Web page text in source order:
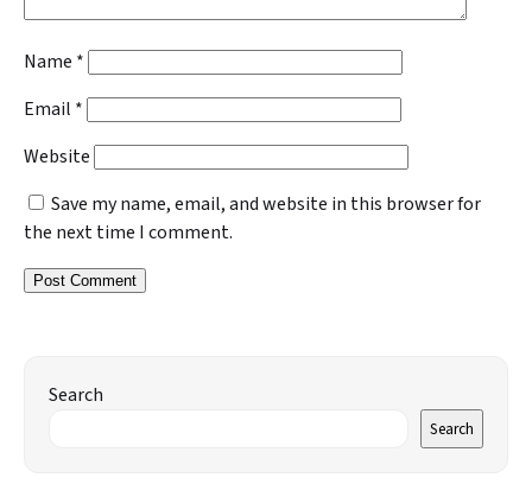
Name *
Email *
Website
Save my name, email, and website in this browser for
the next time I comment.
Search
Search